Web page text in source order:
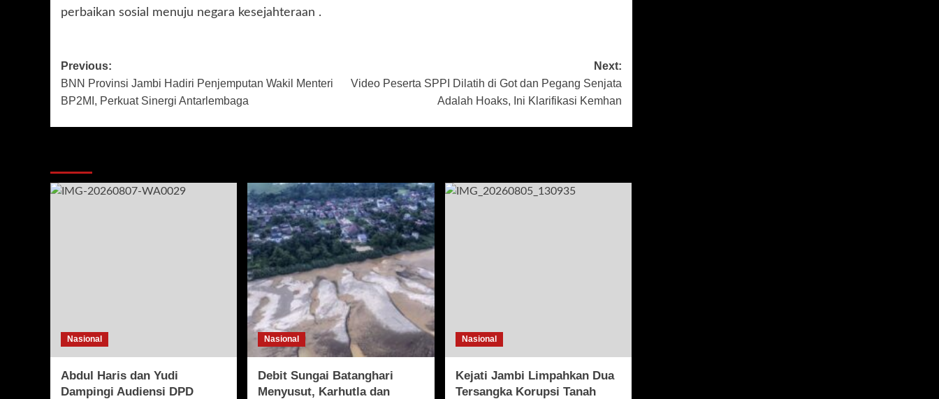
perbaikan sosial menuju negara kesejahteraan .
Post
navigation
Previous:
BNN Provinsi Jambi Hadiri Penjemputan Wakil Menteri
BP2MI, Perkuat Sinergi Antarlembaga
Next:
Video Peserta SPPI Dilatih di Got dan Pegang Senjata
Adalah Hoaks, Ini Klarifikasi Kemhan
Nasional
Abdul Haris dan Yudi
Dampingi Audiensi DPD
Nasional
Debit Sungai Batanghari
Menyusut, Karhutla dan
Nasional
Kejati Jambi Limpahkan Dua
Tersangka Korupsi Tanah